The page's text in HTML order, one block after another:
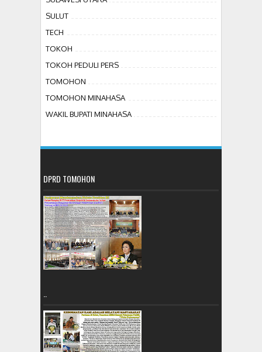
SULUT
TECH
TOKOH
TOKOH PEDULI PERS
TOMOHON
TOMOHON MINAHASA
WAKIL BUPATI MINAHASA
DPRD TOMOHON